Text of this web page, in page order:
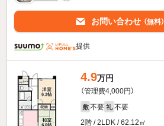
お問い合わせ （無料）
提供
4.9万円
（管理費4,000円）
敷 不要 礼 不要
2階 / 2LDK / 62.12㎡